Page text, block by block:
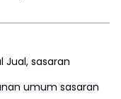
Jual, sasaran
umum sasaran